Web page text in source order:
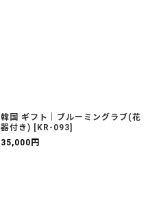
韓国 ギフト｜ブルーミングラブ(花
器付き) [ KR-093]
35,000 円